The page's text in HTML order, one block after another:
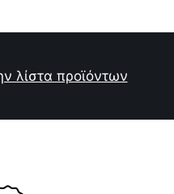
λίστα προϊόντων